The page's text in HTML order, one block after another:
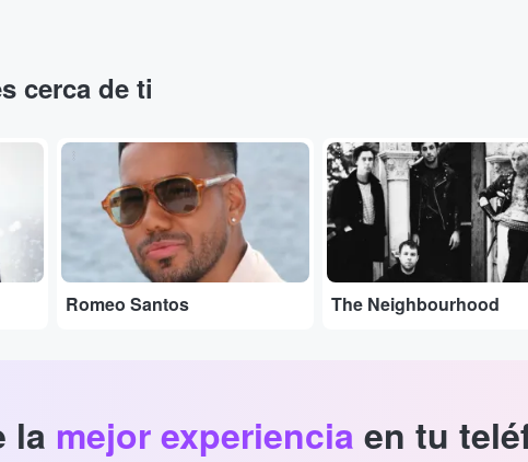
cerca de ti
Romeo Santos
...
The Neighbourhood
la mejor experiencia en tu